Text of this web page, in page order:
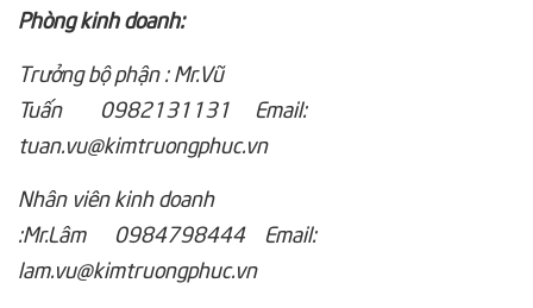
Phòng kinh doanh:
Trưởng bộ phận : Mr.Vũ
Tuấn 0982131131 Email:
tuan.vu@kimtruongphuc.vn
Nhân viên kinh doanh
:Mr.Lâm 0984798444 Email:
lam.vu@kimtruongphuc.vn